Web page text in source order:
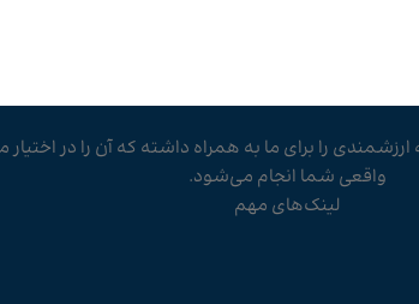
را برای ما به همراه داشته که آن را در
واقعی شما انجام می‌شود.
لینک‌های مهم